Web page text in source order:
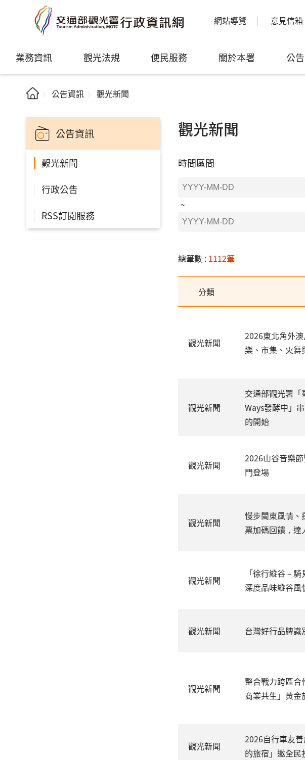
網站導覽 意見信箱
業務資訊 觀光法規 便民服務 關於本署 公
公告資訊 觀光新聞
公告資訊
觀光新聞
行政公告
RSS訂閱服務
觀光新聞
時間區間
總筆數 : 1112筆
分類
觀光新聞
2026東北角外
樂、市集、火舞
觀光新聞
交通部觀光署
Ways發酵中」
的開始
觀光新聞
2026山谷音樂
門登場
觀光新聞
慢步閩東風情、
票加碼回饋，達
觀光新聞
「徐行縱谷－
深度品味縱谷風
觀光新聞 台灣好行品牌
觀光新聞
整合戰力跨區
商業共生」黃金
觀光新聞
2026自行車友
的旅宿」邀全民